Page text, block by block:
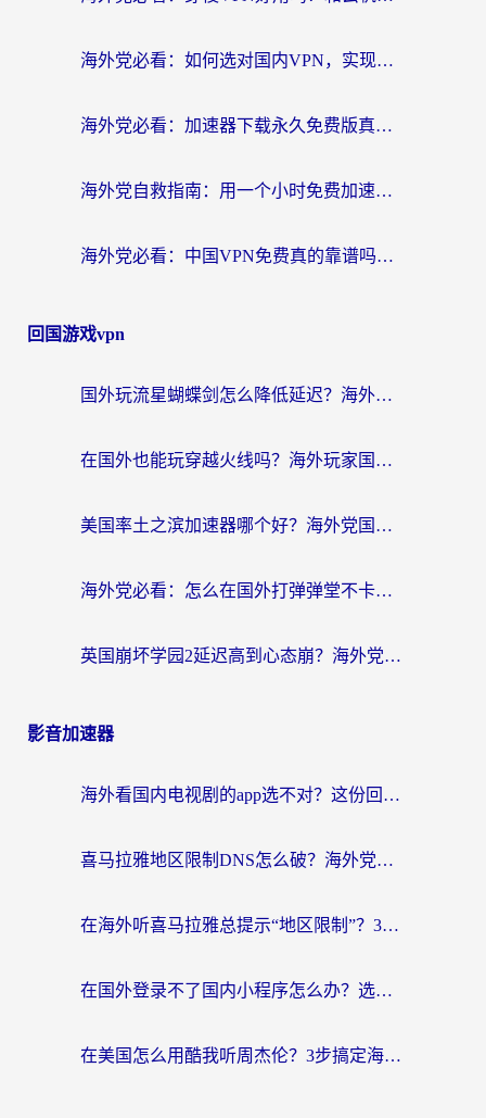
海外党必看：如何选对国内VPN，实现无缝访问国内资源？
海外党必看：加速器下载永久免费版真的存在吗？教你无缝访问国内资源的正确姿势
海外党自救指南：用一个小时免费加速器，轻松打破国内资源访问壁垒？
海外党必看：中国VPN免费真的靠谱吗？手把手教你选对回国加速器
回国游戏vpn
国外玩流星蝴蝶剑怎么降低延迟？海外党必看的加速秘籍（含欧洲鸣潮&彩虹岛优化攻略）
在国外也能玩穿越火线吗？海外玩家国服游戏畅玩终极指南
美国率土之滨加速器哪个好？海外党国服游戏畅玩终极指南（附多游戏解决方案）
海外党必看：怎么在国外打弹弹堂不卡？番茄加速器亲测指南
英国崩坏学园2延迟高到心态崩？海外党国服游戏加速终极指南
影音加速器
海外看国内电视剧的app选不对？这份回国加速器避坑指南帮你流畅追剧
喜马拉雅地区限制DNS怎么破？海外党听国内音乐听书的终极解决方案
在海外听喜马拉雅总提示“地区限制”？3步轻松解除+听国内音乐全攻略
在国外登录不了国内小程序怎么办？选对回国加速器，轻松解锁国内资源
在美国怎么用酷我听周杰伦？3步搞定海外听歌难题